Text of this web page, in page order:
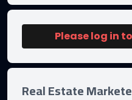
Please log in
Real Estate